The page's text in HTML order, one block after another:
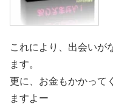
これにより、出会いが
ます。
更に、お金もかかって
ますよー